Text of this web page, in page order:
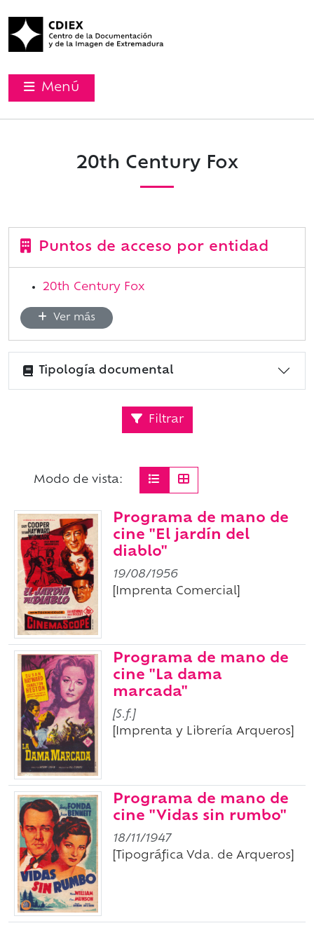
Menú
20th Century Fox
Puntos de acceso por entidad
20th Century Fox
Ver más
Tipología documental
Filtrar
Modo de vista:
Programa de mano de
cine "El jardín del
diablo"
19/08/1956
[Imprenta Comercial]
Programa de mano de
cine "La dama
marcada"
[S.f.]
[Imprenta y Librería Arqueros]
Programa de mano de
cine "Vidas sin rumbo"
18/11/1947
[Tipográfica Vda. de Arqueros]